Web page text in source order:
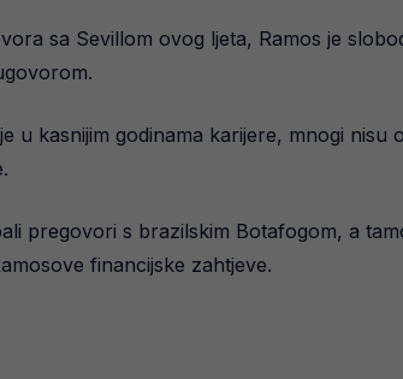
sa Sevillom ovog ljeta, Ramos je
u kasnijim godinama karijere, mnogi
pregovori s brazilskim Botafogom, a
financijske zahtjeve.